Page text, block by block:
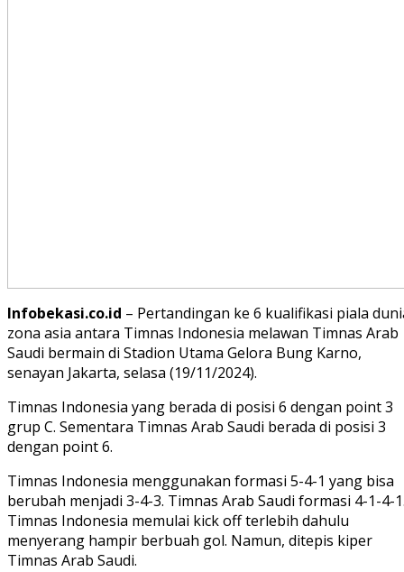
Infobekasi.co.id – Pertandingan ke 6 kualifikasi piala
zona asia antara Timnas Indonesia melawan Timnas Arab
Saudi bermain di Stadion Utama Gelora Bung Karno,
senayan Jakarta, selasa (19/11/2024).
Timnas Indonesia yang berada di posisi 6 dengan point 3
grup C. Sementara Timnas Arab Saudi berada di posisi 3
dengan point 6.
Timnas Indonesia menggunakan formasi 5-4-1 yang bisa
berubah menjadi 3-4-3. Timnas Arab Saudi formasi 4-1-4-
Timnas Indonesia memulai kick off terlebih dahulu
menyerang hampir berbuah gol. Namun, ditepis kiper
Timnas Arab Saudi.